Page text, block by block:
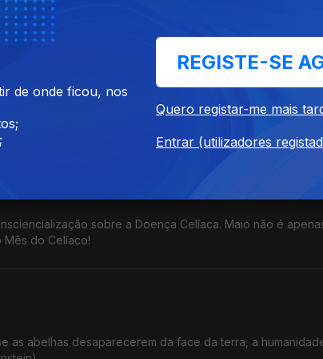
de junho de 2026, sob o lema oficial "Derrotar o Pacote
serviços públicos!"
sobre a Doença Celíaca. Maio não é
Mês do Celíaco!
as abelhas desaparecerem da face da terra, a
de onde ficou, nos
REGISTE-SE
Quero registar-me mais
Entrar (utilizadores